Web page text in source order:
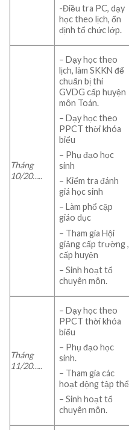
-Điều tra PC, dạy
học theo lịch, ổn
định tổ chức lớp.
Tháng
10/20…..
– Dạy học theo
lịch, làm SKKN để
chuẩn bị thi
GVDG cấp huyện
môn Toán.
– Dạy học theo
PPCT thời khóa
biểu
– Phụ đạo học
sinh
– Kiểm tra đánh
giá học sinh
– Làm phổ cập
giáo dục
– Tham gia Hội
giảng cấp trường ,
cấp huyện
– Sinh hoạt tổ
chuyên môn.
Tháng
11/20…..
– Dạy học theo
PPCT thời khóa
biểu
– Phụ đạo học
sinh.
– Tham gia các
hoạt động tập thể
– Sinh hoạt tổ
chuyên môn.